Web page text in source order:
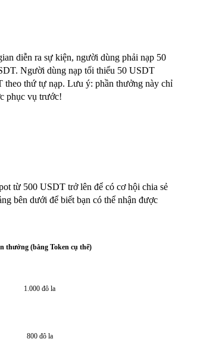
diễn ra sự kiện, người dùng phải nạp 50
Người dùng nạp tối thiểu 50 USDT
theo thứ tự nạp. Lưu ý: phần thưởng này chỉ
phục vụ trước!
từ 500 USDT trở lên để có cơ hội chia sẻ
bên dưới để biết bạn có thể nhận được
thưởng (bằng Token cụ thể)
1.000 đô la
800 đô la